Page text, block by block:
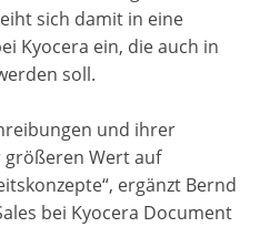
sich damit in eine
Kyocera ein, die auch in
soll.
und ihrer
Wert auf
ergänzt Bernd
bei Kyocera Document